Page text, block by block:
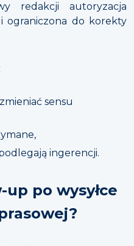
redakcji autoryzacja
ograniczona do korekty
sensu
ingerencji.
po wysyłce